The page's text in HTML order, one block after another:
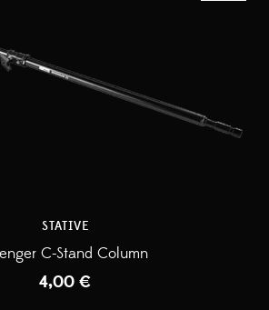
STATIVE
C-Stand Column
4,00 €